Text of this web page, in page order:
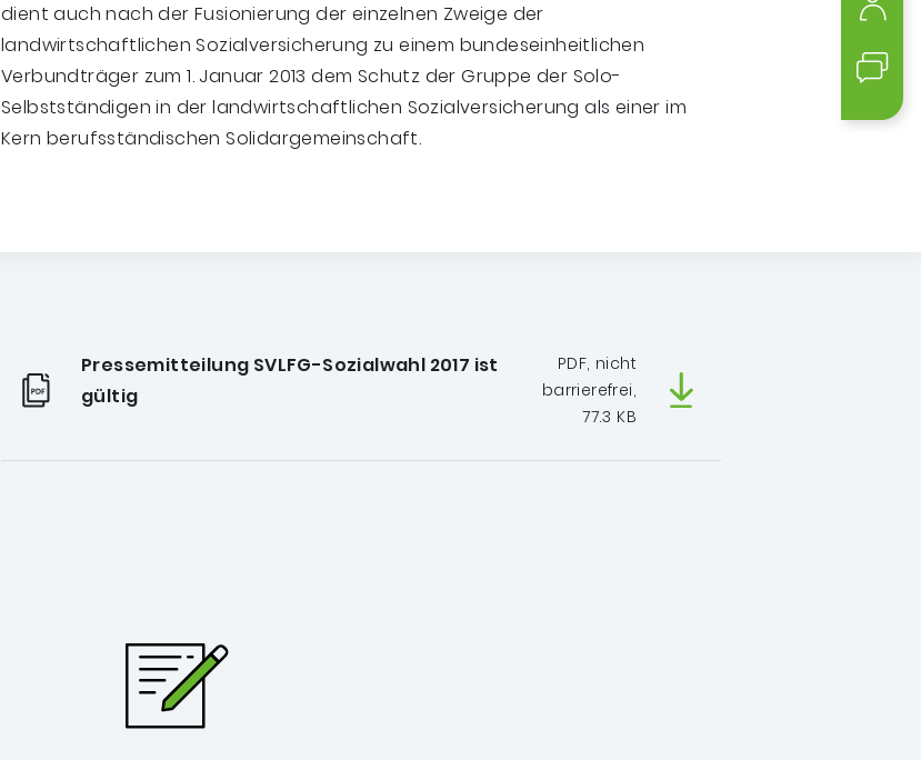
dient auch nach der Fusionierung der einzelnen Zweige der
landwirtschaftlichen Sozialversicherung zu einem bundeseinheitlichen
Verbundträger zum 1. Januar 2013 dem Schutz der Gruppe der Solo-
Selbstständigen in der landwirtschaftlichen Sozialversicherung als einer im
Kern berufsständischen Solidargemeinschaft.
Pressemitteilung SVLFG-Sozialwahl 2017 ist
gültig
PDF, nicht
barrierefrei,
77.3 KB